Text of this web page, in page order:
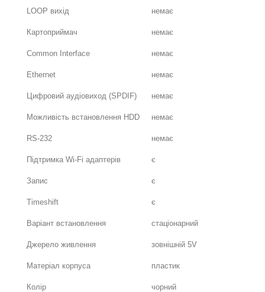
LOOP вихід немає
Картоприймач немає
Common Interface немає
Ethernet немає
Цифровий аудіовиход (SPDIF) немає
Можливість встановлення HDD немає
RS-232 немає
Підтримка Wi-Fi адаптерів є
Запис є
Timeshift є
Варіант встановлення стаціонарний
Джерело живлення зовнішній 5V
Матеріал корпуса пластик
Колір чорний